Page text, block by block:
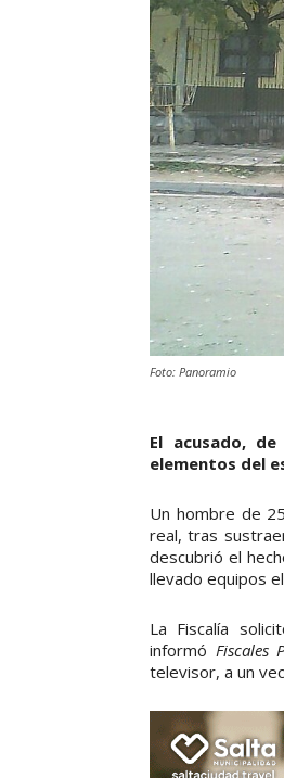
Foto: Panoramio
El acusado,
elementos del
Un hombre de
real, tras
descubrió el
llevado equipos
La Fiscalía
informó Fiscales
televisor, a un